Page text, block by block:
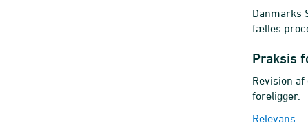
Danmarks
fælles
Praksis
Revision
foreligger.
Relevans